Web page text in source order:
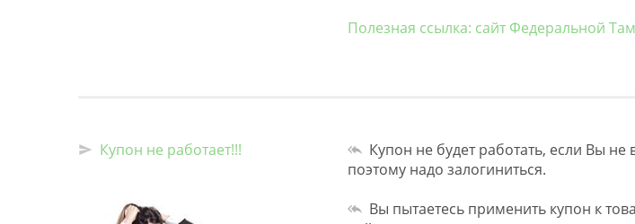
Полезная ссылка: сайт Федеральной
Купон не работает!!!
Купон не будет работать, если Вы
поэтому надо залогиниться.
Вы пытаетесь применить купон к